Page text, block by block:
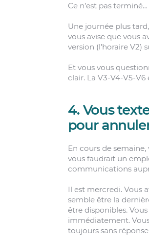
Ce n’est pas terminé…
Une journée plus
vous avise que vous
version (l’horaire V2)
Et vous vous
clair. La V3-V4-V5-
4. Vous
pour
En cours de
vous faudrait un
communications
Il est mercredi. Vous
semble être la
être disponibles.
immédiatement.
toujours sans